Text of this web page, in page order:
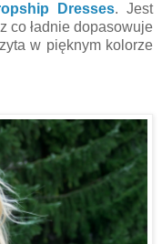
Dresses. Jest
co ładnie dopasowuje
w pięknym kolorze